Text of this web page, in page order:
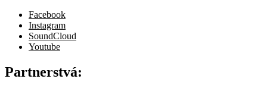
Facebook
Instagram
SoundCloud
Youtube
Partnerstvá: